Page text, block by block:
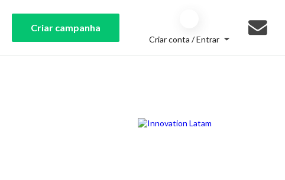
Criar campanha
Criar conta / Entrar